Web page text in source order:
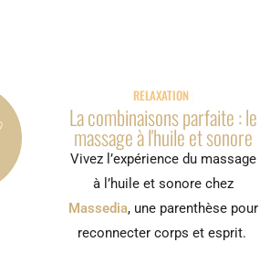
RELAXATION PAR LE
La combinaisons parfaite : le
massage à l'huile et sonore
Vivez l’expérience du massage
à l’huile et sonore chez
Massedia, une parenthèse pour
reconnecter corps et esprit.